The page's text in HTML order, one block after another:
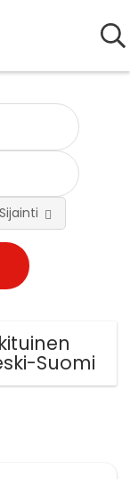
Sijainti
Suomi